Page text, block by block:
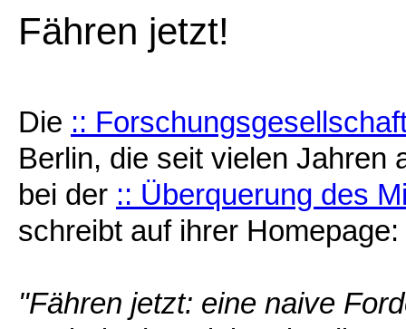
Fähren jetzt!
Die ::
Berlin, die seit vielen Jahren
bei der :: Überquerung des
schreibt auf ihrer Homepage:
"Fähren jetzt: eine naive